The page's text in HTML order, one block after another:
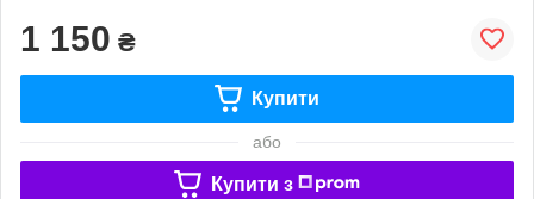
1 150 ₴
Купити
або
Купити з